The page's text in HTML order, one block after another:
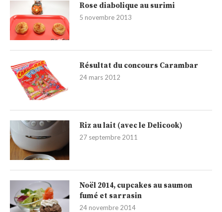
Rose diabolique au surimi
5 novembre 2013
Résultat du concours Carambar
24 mars 2012
Riz au lait (avec le Delicook)
27 septembre 2011
Noël 2014, cupcakes au saumon
fumé et sarrasin
24 novembre 2014